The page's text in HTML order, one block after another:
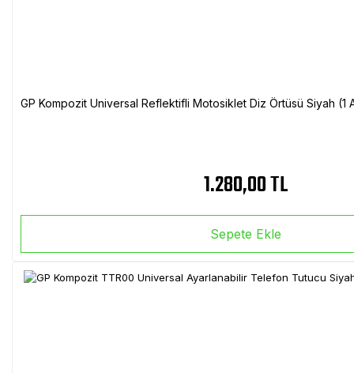
GP Kompozit Universal Reflektifli Motosiklet Diz Örtüsü Siyah
1.280,00 TL
Sepete Ekle